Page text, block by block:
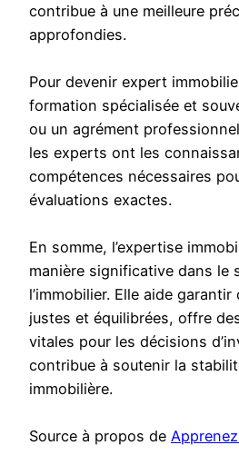
contribue à une meilleure
approfondies.
Pour devenir expert
formation spécialisée et
ou un agrément
les experts ont les
compétences nécessaires
évaluations exactes.
En somme, l’expertise
manière significative dans le
l’immobilier. Elle aide
justes et équilibrées, offre
vitales pour les décisions
contribue à soutenir la
immobilière.
Source à propos de